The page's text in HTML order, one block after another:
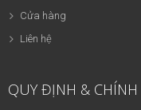
Cửa hàng
Liên hệ
QUY ĐỊNH & CHÍNH